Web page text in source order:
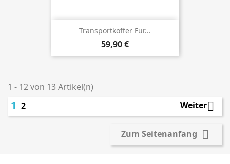
Transportkoffer Für...
Preis
59,90 €
1 - 12 von 13 Artikel(n)
1 2 Weiter
Zum Seitenanfang 